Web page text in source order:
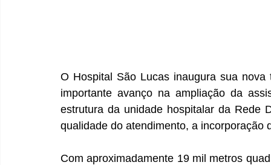
O Hospital São Lucas inaugura sua
importante avanço na ampliação da
estrutura da unidade hospitalar da Rede
qualidade do atendimento, a incorporação
Com aproximadamente 19 mil metros